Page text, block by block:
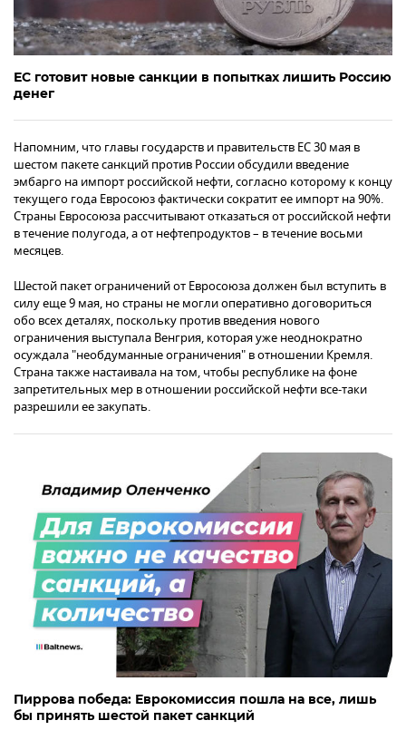
ЕС готовит новые санкции в попытках лишить Россию
денег
Напомним, что главы государств и правительств ЕС 30 мая в
шестом пакете санкций против России обсудили введение
эмбарго на импорт российской нефти, согласно которому к концу
текущего года Евросоюз фактически сократит ее импорт на 90%.
Страны Евросоюза рассчитывают отказаться от российской нефти
в течение полугода, а от нефтепродуктов – в течение восьми
месяцев.
Шестой пакет ограничений от Евросоюза должен был вступить в
силу еще 9 мая, но страны не могли оперативно договориться
обо всех деталях, поскольку против введения нового
ограничения выступала Венгрия, которая уже неоднократно
осуждала "необдуманные ограничения" в отношении Кремля.
Страна также настаивала на том, чтобы республике на фоне
запретительных мер в отношении российской нефти все-таки
разрешили ее закупать.
Пиррова победа: Еврокомиссия пошла на все, лишь
бы принять шестой пакет санкций